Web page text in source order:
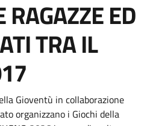
ED
TRA IL
Gioventù in collaborazione
organizzano i Giochi della